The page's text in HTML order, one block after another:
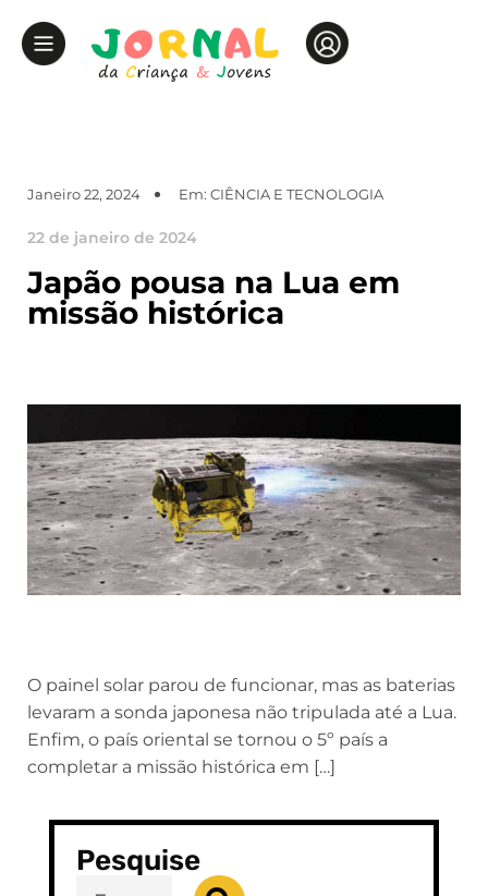
Janeiro 22, 2024 Em: CIÊNCIA E TECNOLOGIA
22 de janeiro de 2024
Japão pousa na Lua em
missão histórica
O painel solar parou de funcionar, mas as baterias
levaram a sonda japonesa não tripulada até a Lua.
Enfim, o país oriental se tornou o 5º país a
completar a missão histórica em […]
Pesquise